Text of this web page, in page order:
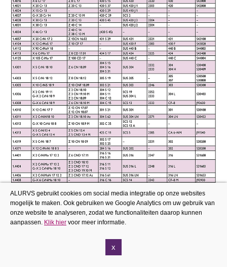
ALURVS gebruikt cookies om social media integratie op onze websites
mogelijk te maken. Ook gebruiken we Google Analytics om uw gebruik van
onze website te analyseren, zodat we functionaliteiten daarop kunnen
aanpassen. Klik hier voor meer informatie.
x